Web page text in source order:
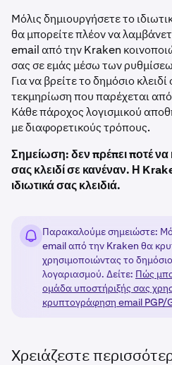
Μόλις δημιουργήσετε το
θα μπορείτε πλέον να
email από την Kraken
σας σε εμάς μέσω των
Για να βρείτε το δημόσιο
τεκμηρίωση που παρέχεται από
Κάθε πάροχος λογισμικού
με διαφορετικούς τρόπους.
Σημείωση: δεν πρέπει ποτέ να
σας κλειδί σε κανέναν. Η
ιδιωτικά σας κλειδιά.
Παρακαλούμε σημειώστε:
email από την Kraken θα
χρησιμοποιώντας το δημόσιο
λογαριασμού. Δείτε: Πώς
ομάδα υποστήριξής σας
κρυπτογράφηση email PGP/
Χρειάζεστε